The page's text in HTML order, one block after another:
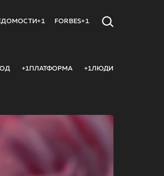
FORBES+1
+1ПЛАТФОРМА +1ЛЮДИ